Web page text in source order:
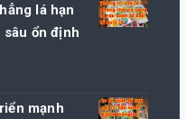
lá hạn
ổn định
mạnh